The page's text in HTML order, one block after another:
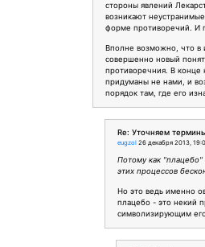
стороны явлений
возникают
форме противоречий. И
Вполне возможно, что в
совершенно новый
противоречния. В конце
придуманы не нами, и
порядок там, где его
Re: Уточняем
eugzol 26 декабря 2013,
Потому как "плацебо"
этих процессов
Но это ведь именно
плацебо - это некий
символизирующим